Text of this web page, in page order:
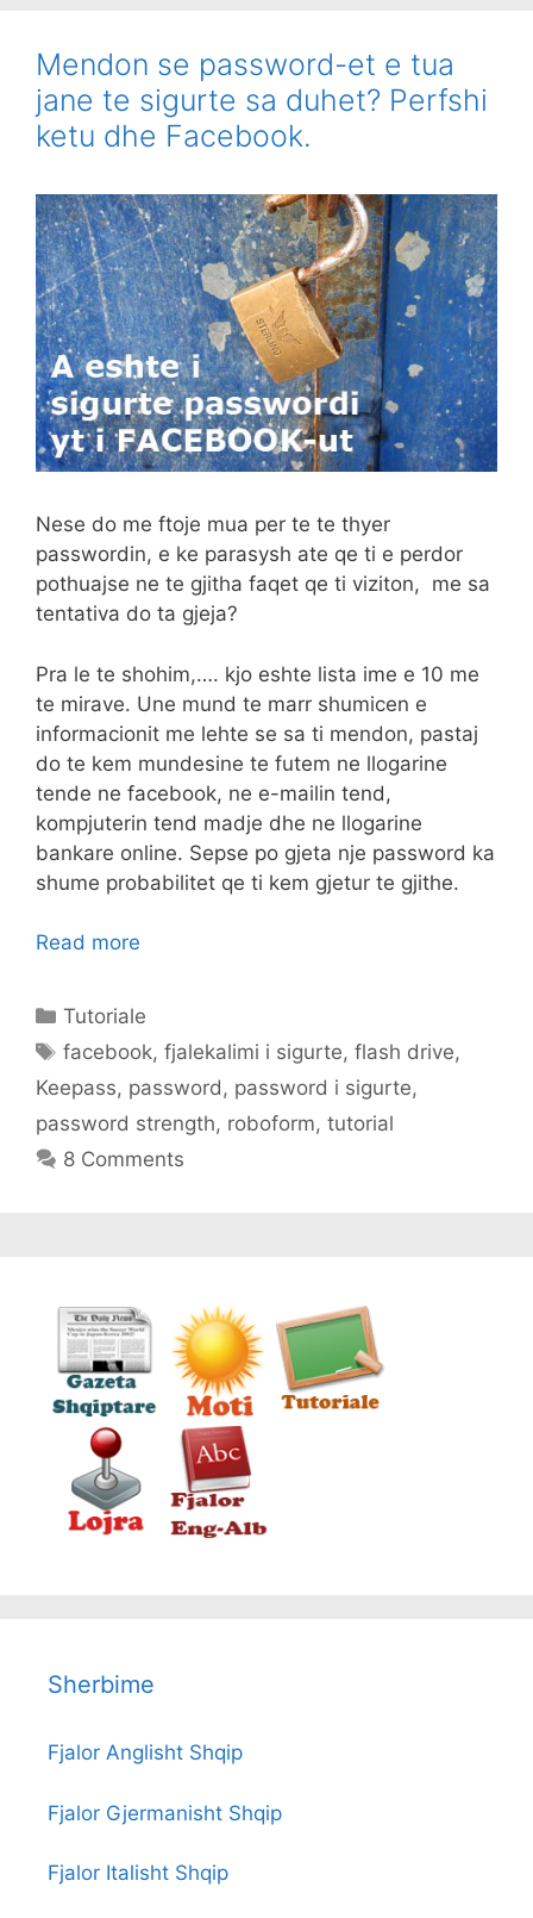
Mendon se password-et e tua
jane te sigurte sa duhet? Perfshi
ketu dhe Facebook.
Nese do me ftoje mua per te te thyer
passwordin, e ke parasysh ate qe ti e perdor
pothuajse ne te gjitha faqet qe ti viziton, me sa
tentativa do ta gjeja?
Pra le te shohim,…. kjo eshte lista ime e 10 me
te mirave. Une mund te marr shumicen e
informacionit me lehte se sa ti mendon, pastaj
do te kem mundesine te futem ne llogarine
tende ne facebook, ne e-mailin tend,
kompjuterin tend madje dhe ne llogarine
bankare online. Sepse po gjeta nje password ka
shume probabilitet qe ti kem gjetur te gjithe.
Read more
Categories
Tutoriale
Tags
facebook,fjalekalimi i sigurte,flash drive,
Keepass, password, password i sigurte,
password strength, roboform, tutorial
8 Comments
Sherbime
Fjalor Anglisht Shqip
Fjalor Gjermanisht Shqip
Fjalor Italisht Shqip